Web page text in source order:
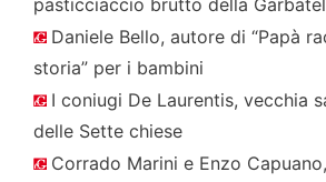
pasticciaccio brutto della
Daniele Bello, autore di “Papà
storia” per i bambini
I coniugi De Laurentis, vecchia
delle Sette chiese
Corrado Marini e Enzo